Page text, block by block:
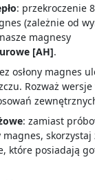
: przekroczenie
(zależnie od
magnesy
[AH].
osłony magnes
Rozważ
: zamiast
skorzystaj
które posiadają